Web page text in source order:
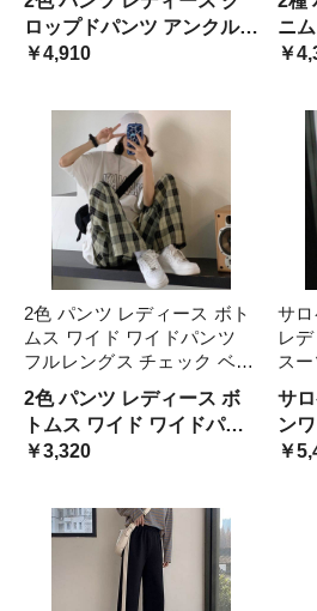
人可愛い 個性的 存在感 レ
トロ ゆったり ゆる アジア
ン エスニック カジュア リ
ロップドパンツ アンクルパ
ンツ サルエルパンツ ワイ
れ 大人可愛い 個性的 存在
感 レトロ ゆったり ゆる リ
￥4,910
ボト
ム
スト
ニ
ン
ボ
￥
2色 パンツ レディース ボト
ムス ワイド ワイドパンツ
フルレングス チェック ベー
ジュ ブラック ブルー 春 夏
秋 冬 Ｍ L XL 大人 おしゃれ
可愛い 大人女子 カジュアル
お かっこいい
2色 パンツ レディース ボ
トムス ワイド ワイドパン
ツ フルレングス チェック
春 夏 秋 冬 Ｍ 大人 おしゃ
れ 可愛い か
￥3,320
サ
レ
ス
ン
マ
休
サ
ン
￥